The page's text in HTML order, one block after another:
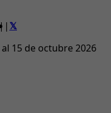
|
15 de octubre 2026